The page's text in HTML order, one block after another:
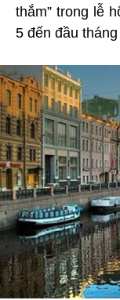
thắm” trong lễ
5 đến đầu